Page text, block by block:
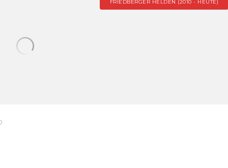
FRIEDBERGER HELDEN (2010 - HEUTE)